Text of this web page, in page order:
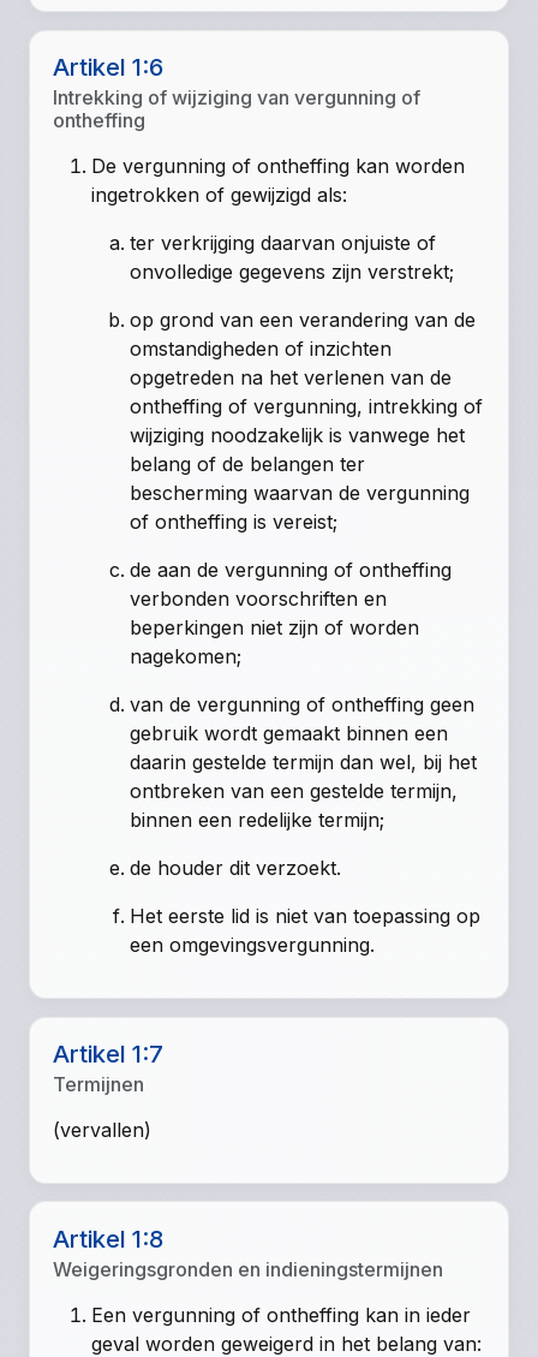
Artikel 1:6
Intrekking of wijziging van vergunning of
ontheffing
De vergunning of ontheffing kan worden
ingetrokken of gewijzigd als:
ter verkrijging daarvan onjuiste of
onvolledige gegevens zijn verstrekt;
op grond van een verandering van de
omstandigheden of inzichten
opgetreden na het verlenen van de
ontheffing of vergunning, intrekking of
wijziging noodzakelijk is vanwege het
belang of de belangen ter
bescherming waarvan de vergunning
of ontheffing is vereist;
de aan de vergunning of ontheffing
verbonden voorschriften en
beperkingen niet zijn of worden
nagekomen;
van de vergunning of ontheffing geen
gebruik wordt gemaakt binnen een
daarin gestelde termijn dan wel, bij het
ontbreken van een gestelde termijn,
binnen een redelijke termijn;
de houder dit verzoekt.
Het eerste lid is niet van toepassing op
een omgevingsvergunning.
Artikel 1:7
Termijnen
(vervallen)
Artikel 1:8
Weigeringsgronden en indieningstermijnen
Een vergunning of ontheffing kan in ieder
geval worden geweigerd in het belang van: